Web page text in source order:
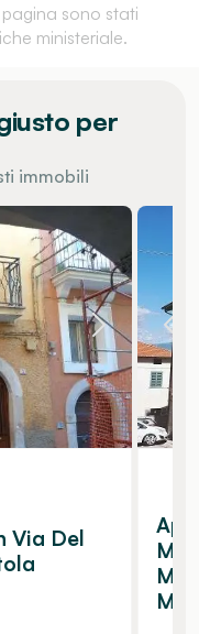
sono stati
ministeriale.
per
immobili
Via Del